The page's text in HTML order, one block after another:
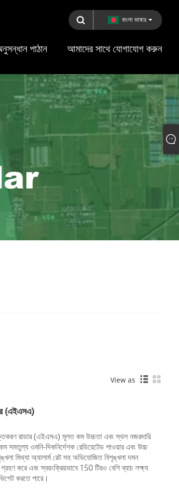
বাংলা ভাষার
পাঠান আমাদের সাথে যোগাযোগ করুন
View as
(এইএসএ)
রাডার (এইএসএ) মূলত কম উচ্চতা এবং স্থল নজরদারি
সমতুল্য ওমনি-দিকনির্দেশক রেডিয়েটেড পাওয়ার এবং উচ্চ
মিথ্যা অ্যালার্ম রেট সহ অভিযোজিত বিশৃঙ্খলা দমন
করে এবং স্বয়ংক্রিয়ভাবে 150 টিরও বেশি ব্যাচ লক্ষ্য
করতে পারে।